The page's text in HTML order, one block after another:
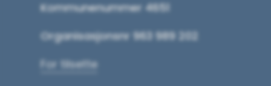
Kommunenummer 4651
Organisasjonsnr 963 989 202
For tilsette